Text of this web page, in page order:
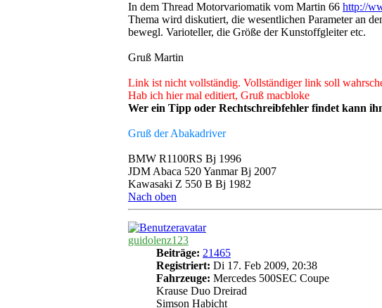
In dem Thread Motorvariomatik vom Martin 66 http://
Thema wird diskutiert, die wesentlichen Parameter an
bewegl. Varioteller, die Größe der Kunstoffgleiter etc.
Gruß Martin
Link ist nicht vollständig. Vollständiger link soll
Hab ich hier mal editiert, Gruß macbloke
Wer ein Tipp oder Rechtschreibfehler findet kann
Gruß der Abakadriver
BMW R1100RS Bj 1996
JDM Abaca 520 Yanmar Bj 2007
Kawasaki Z 550 B Bj 1982
Nach oben
guidolenz123
Beiträge: 21465
Registriert: Di 17. Feb 2009, 20:38
Fahrzeuge: Mercedes 500SEC Coupe
Krause Duo Dreirad
Simson Habicht